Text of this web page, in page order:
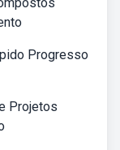
Progresso
Projetos